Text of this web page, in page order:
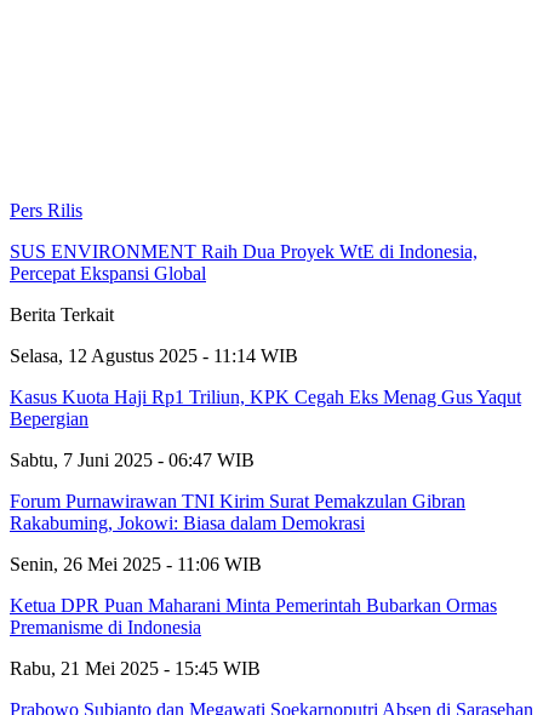
Pers Rilis
SUS ENVIRONMENT Raih Dua Proyek WtE di Indonesia,
Percepat Ekspansi Global
Berita Terkait
Selasa, 12 Agustus 2025 - 11:14 WIB
Kasus Kuota Haji Rp1 Triliun, KPK Cegah Eks Menag Gus Yaqut
Bepergian
Sabtu, 7 Juni 2025 - 06:47 WIB
Forum Purnawirawan TNI Kirim Surat Pemakzulan Gibran
Rakabuming, Jokowi: Biasa dalam Demokrasi
Senin, 26 Mei 2025 - 11:06 WIB
Ketua DPR Puan Maharani Minta Pemerintah Bubarkan Ormas
Premanisme di Indonesia
Rabu, 21 Mei 2025 - 15:45 WIB
Prabowo Subianto dan Megawati Soekarnoputri Absen di Sarasehan